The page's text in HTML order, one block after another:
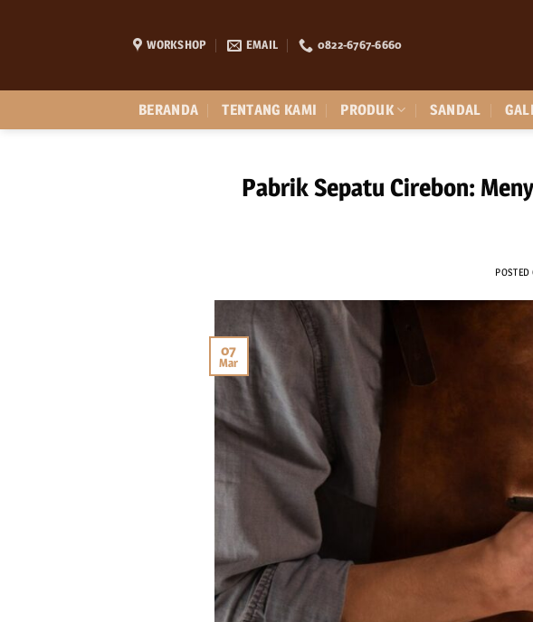
WORKSHOP EMAIL 0822-6767-6660
BERANDA TENTANG KAMI PRODUK SANDAL
Pabrik Sepatu Cirebon:
POSTED
07
Mar